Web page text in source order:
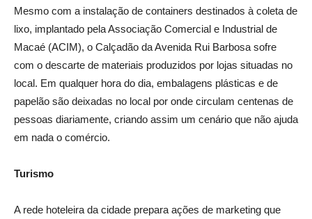
Mesmo com a instalação de containers destinados à coleta de
lixo, implantado pela Associação Comercial e Industrial de
Macaé (ACIM), o Calçadão da Avenida Rui Barbosa sofre
com o descarte de materiais produzidos por lojas situadas no
local. Em qualquer hora do dia, embalagens plásticas e de
papelão são deixadas no local por onde circulam centenas de
pessoas diariamente, criando assim um cenário que não ajuda
em nada o comércio.
Turismo
A rede hoteleira da cidade prepara ações de marketing que